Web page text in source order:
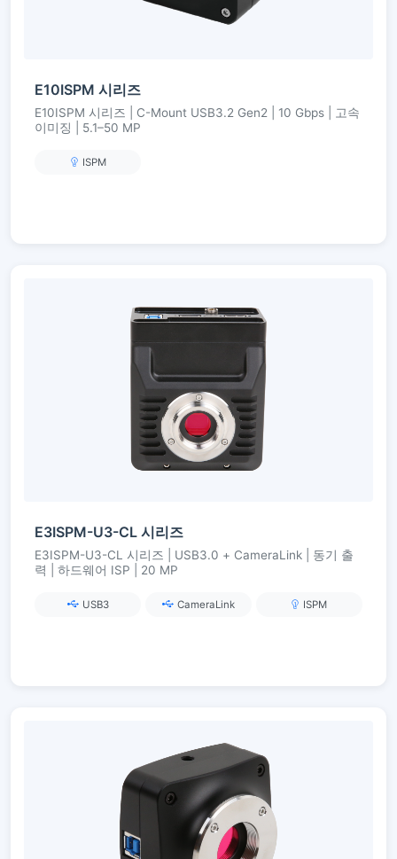
E10ISPM 시리즈
E10ISPM 시리즈 | C-Mount USB3.2 Gen2 | 10 Gbps | 고속
이미징 | 5.1–50 MP
ISPM
E3ISPM-U3-CL 시리즈
E3ISPM-U3-CL 시리즈 | USB3.0 + CameraLink | 동기 출
력 | 하드웨어 ISP | 20 MP
USB3 CameraLink ISPM